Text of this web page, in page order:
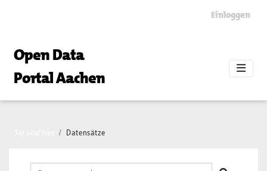
Einloggen
Open Data
Portal Aachen
Datensätze